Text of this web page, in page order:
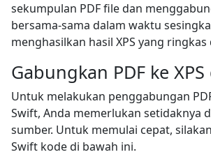
sekumpulan PDF file dan
bersama-sama dalam waktu
menghasilkan hasil XPS yang
Gabungkan PDF ke
Untuk melakukan penggabungan
Swift, Anda memerlukan setidaknya
sumber. Untuk memulai cepat,
Swift kode di bawah ini.